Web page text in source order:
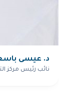
د. عيسى
نائب رئيس مركز